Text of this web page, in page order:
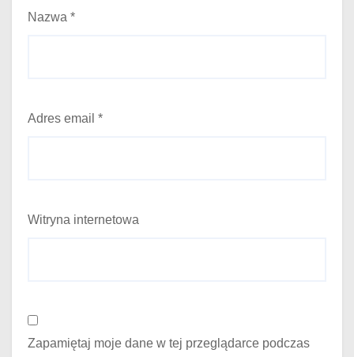
Nazwa *
Adres email *
Witryna internetowa
Zapamiętaj moje dane w tej przeglądarce podczas